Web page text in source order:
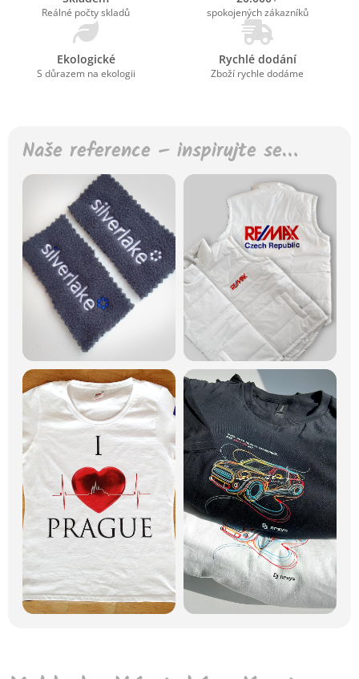
Reálné počty skladů spokojených zákazníků
Ekologické
S důrazem na ekologii
Rychlé dodání
Zboží rychle dodáme
Naše reference – inspirujte se…